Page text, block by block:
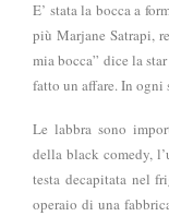
E’ stata la bocca a
più Marjane Satrapi,
mia bocca” dice la
fatto un affare. In ogni
Le labbra sono
della black comedy,
testa decapitata nel
operaio di una